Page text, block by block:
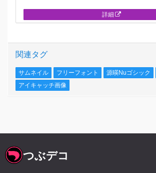
詳細
関連タグ
サムネイル フリーフォント 源暎Nuゴシック
アイキャッチ画像
つぶデコ